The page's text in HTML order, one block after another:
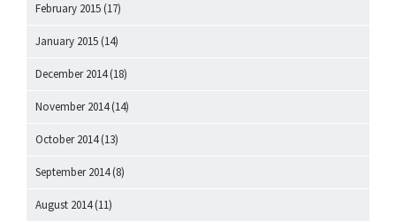
February 2015 (17)
January 2015 (14)
December 2014(18)
November 2014(14)
October 2014(13)
September 2014(8)
August 2014(11)